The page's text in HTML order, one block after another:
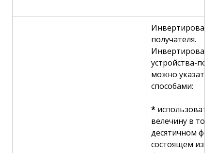
получателя.
устройства-
можно указать
способами:
* использовать
велечину в
десятичном
состоящем из